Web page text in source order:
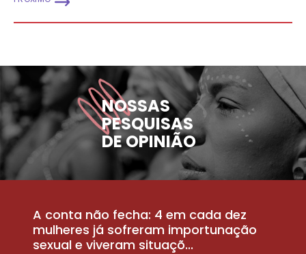
NOSSAS
PESQUISAS
DE OPINIÃO
A conta não fecha: 4 em cada dez
mulheres já sofreram importunação
sexual e viveram situaçõ...